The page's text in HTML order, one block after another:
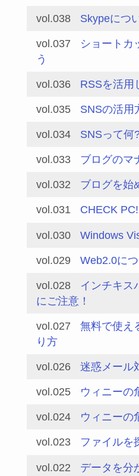
vol.038 Skypeにつ
vol.037
ショートカ
う
vol.036 RSSを活用
vol.035 SNSの活用
vol.034 SNSって何
vol.033 ブログのマ
vol.032 ブログを始
vol.031 CHECK
vol.030 Windows
vol.029 Web2.0に
vol.028
インチキス
にご注意！
vol.027
無料で使え
り方
vol.026 迷惑メール
vol.025 ウィニーの
vol.024 ウィニーの
vol.023 ファイルを
vol.022
データを分